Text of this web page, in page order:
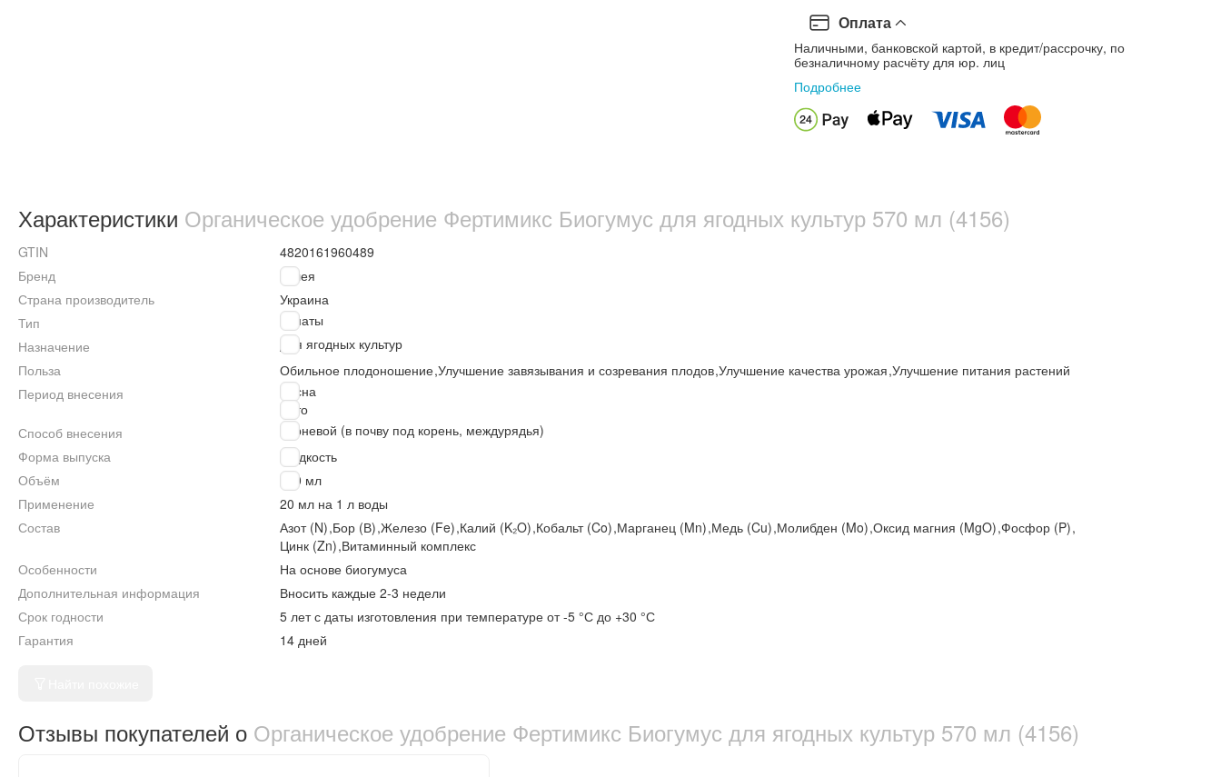
Оплата
Наличными, банковской картой, в кредит/рассрочку, по
безналичному расчёту для юр. лиц
Подробнее
Характеристики Органическое удобрение Фертимикс Биогумус для ягодных культур 570 мл (4156)
GTIN
4820161960489
Бренд
Гилея
Страна производитель
Украина
Тип
Гуматы
Назначение
Для ягодных культур
Польза
Обильное плодоношение,Улучшение завязывания и созревания плодов,Улучшение качества урожая,Улучшение питания растений
Период внесения
Весна
Лето
Способ внесения
Корневой (в почву под корень, междурядья)
Форма выпуска
Жидкость
Объём
570 мл
Применение
20 мл на 1 л воды
Состав
Азот (N),Бор (В),Железо (Fe),Калий (K₂O),Кобальт (Co),Марганец (Mn),Медь (Cu),Молибден (Mo),Оксид магния (MgO),Фосфор (P),
Цинк (Zn),Витаминный комплекс
Особенности
На основе биогумуса
Дополнительная информация
Вносить каждые 2-3 недели
Срок годности
5 лет с даты изготовления при температуре от -5 °С до +30 °С
Гарантия
14 дней
Отзывы покупателей о Органическое удобрение Фертимикс Биогумус для ягодных культур 570 мл (4156)